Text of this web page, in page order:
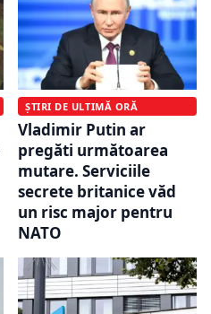
ȘTIRI DE ULTIMĂ ORĂ
Vladimir Putin ar
pregăti următoarea
mutare. Serviciile
secrete britanice văd
un risc major pentru
NATO